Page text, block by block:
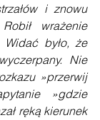
i znowu
wrażenie
Widać było, że
Nie
»przerwij
»gdzie
ręką kierunek